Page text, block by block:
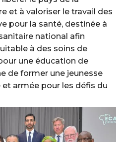
et à valoriser le travail des
pour la santé, destinée à
national afin
à des soins de
une éducation de
de former une jeunesse
armée pour les défis du